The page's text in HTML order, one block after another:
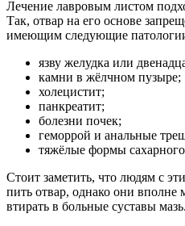
Лечение лавровым листом
Так, отвар на его основе
имеющим следующие
язву желудка или
камни в жёлчном пузыре;
холецистит;
панкреатит;
болезни почек;
геморрой и анальные
тяжёлые формы сахарного
Стоит заметить, что людям с
пить отвар, однако они вполне
втирать в больные суставы мазь.